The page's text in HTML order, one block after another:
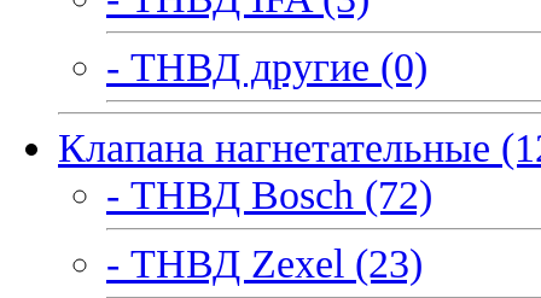
- ТНВД другие (0)
Клапана нагнетательные
- ТНВД Bosch (72)
- ТНВД Zexel (23)